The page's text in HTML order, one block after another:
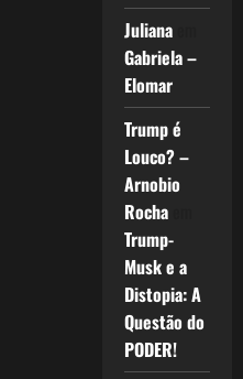
Julianaem
Gabriela –
Elomar
Trump é
Louco? –
Arnobio
Rochaem
Trump-
Musk e a
Distopia: A
Questão do
PODER!